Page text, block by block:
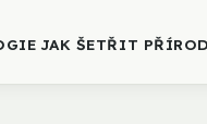
JAK ŠETŘIT